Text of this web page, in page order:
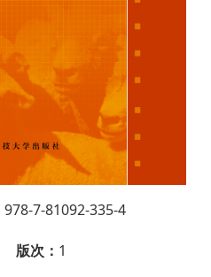
978-7-81092-335-4
版次： 1